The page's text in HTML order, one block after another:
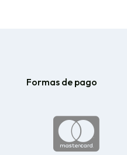
Formas de pago
